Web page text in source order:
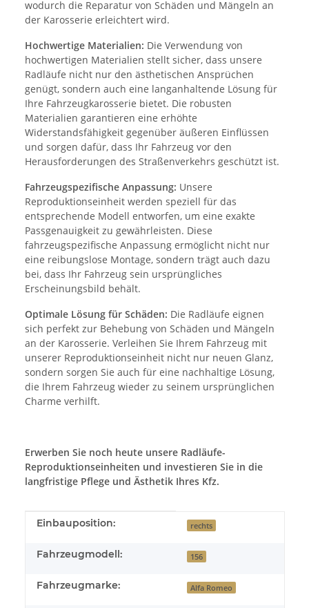
wodurch die Reparatur von Schäden und Mängeln an
der Karosserie erleichtert wird.
Hochwertige Materialien: Die Verwendung von
hochwertigen Materialien stellt sicher, dass unsere
Radläufe nicht nur den ästhetischen Ansprüchen
genügt, sondern auch eine langanhaltende Lösung für
Ihre Fahrzeugkarosserie bietet. Die robusten
Materialien garantieren eine erhöhte
Widerstandsfähigkeit gegenüber äußeren Einflüssen
und sorgen dafür, dass Ihr Fahrzeug vor den
Herausforderungen des Straßenverkehrs geschützt ist.
Fahrzeugspezifische Anpassung: Unsere
Reproduktionseinheit werden speziell für das
entsprechende Modell entworfen, um eine exakte
Passgenauigkeit zu gewährleisten. Diese
fahrzeugspezifische Anpassung ermöglicht nicht nur
eine reibungslose Montage, sondern trägt auch dazu
bei, dass Ihr Fahrzeug sein ursprüngliches
Erscheinungsbild behält.
Optimale Lösung für Schäden: Die Radläufe eignen
sich perfekt zur Behebung von Schäden und Mängeln
an der Karosserie. Verleihen Sie Ihrem Fahrzeug mit
unserer Reproduktionseinheit nicht nur neuen Glanz,
sondern sorgen Sie auch für eine nachhaltige Lösung,
die Ihrem Fahrzeug wieder zu seinem ursprünglichen
Charme verhilft.
Erwerben Sie noch heute unsere Radläufe-
Reproduktionseinheiten und investieren Sie in die
langfristige Pflege und Ästhetik Ihres Kfz.
Produkteigenschaft
Wert
Einbauposition: rechts
Fahrzeugmodell: 156
Fahrzeugmarke: Alfa Romeo